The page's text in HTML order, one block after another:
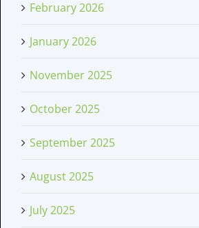
February 2026
January 2026
November 2025
October 2025
September 2025
August 2025
July 2025